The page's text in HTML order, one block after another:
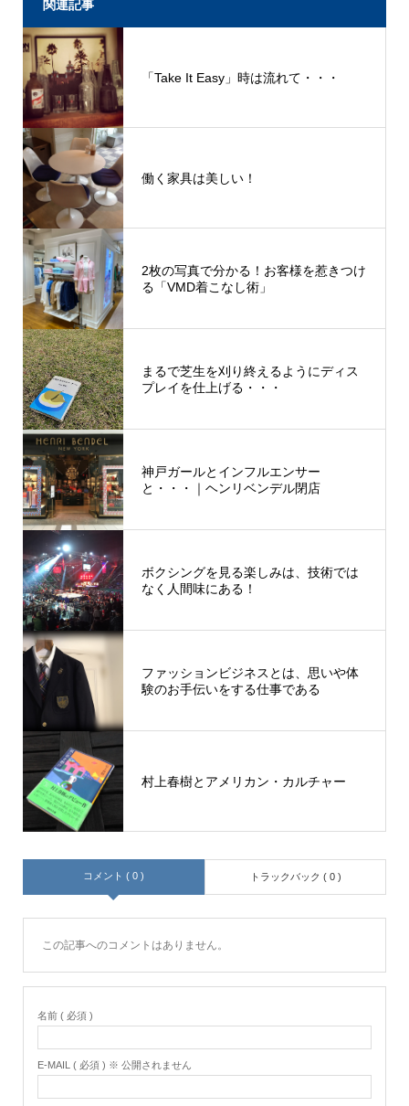
関連記事
「Take It Easy」時は流れて・・・
働く家具は美しい！
2枚の写真で分かる！お客様を惹きつけ
る「VMD着こなし術」
まるで芝生を刈り終えるようにディス
プレイを仕上げる・・・
神戸ガールとインフルエンサー
と・・・｜ヘンリベンデル閉店
ボクシングを見る楽しみは、技術では
なく人間味にある！
ファッションビジネスとは、思いや体
験のお手伝いをする仕事である
村上春樹とアメリカン・カルチャー
コメント ( 0 ) トラックバック ( 0 )
この記事へのコメントはありません。
名前 ( 必須 )
E-MAIL ( 必須 ) ※ 公開されません